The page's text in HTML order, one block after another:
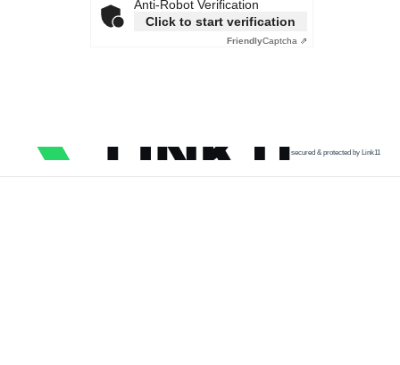
Anti-Robot Verification
Click to start verification
FriendlyCaptcha ⇗
secured & protected by Link11